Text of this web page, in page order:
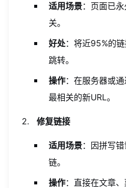
适用场景：页面已
关。
好处：将近95%的
跳转。
操作：在服务器或
最相关的新URL。
修复链接
适用场景：因拼写
链。
操作：直接在文章